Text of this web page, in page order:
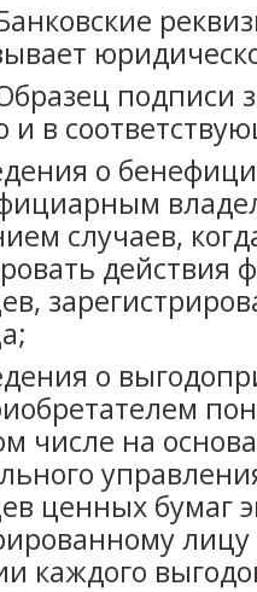
подписи
и в
о
случаев,
действия
о
числе на
ценных бумаг
каждого